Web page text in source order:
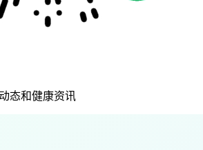
态和健康资讯